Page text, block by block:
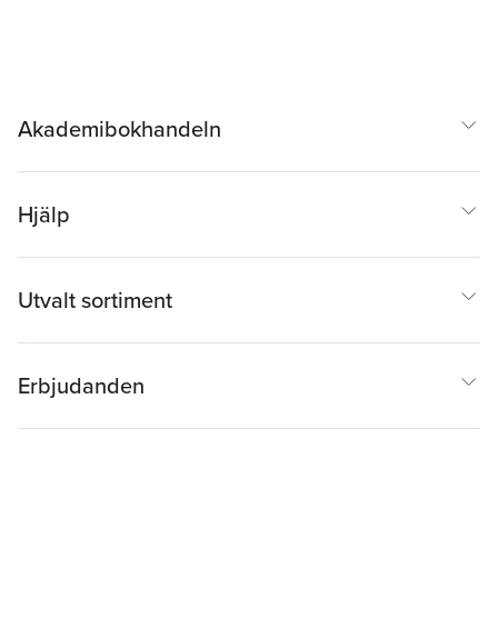
Akademibokhandeln
Hjälp
Utvalt sortiment
Erbjudanden